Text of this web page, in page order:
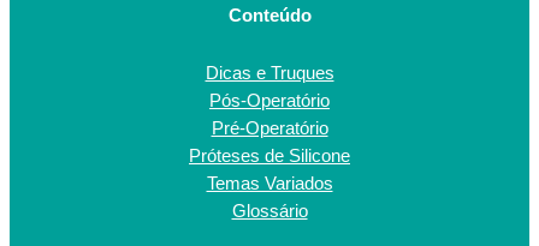
Conteúdo
Dicas e Truques
Pós-Operatório
Pré-Operatório
Próteses de Silicone
Temas Variados
Glossário